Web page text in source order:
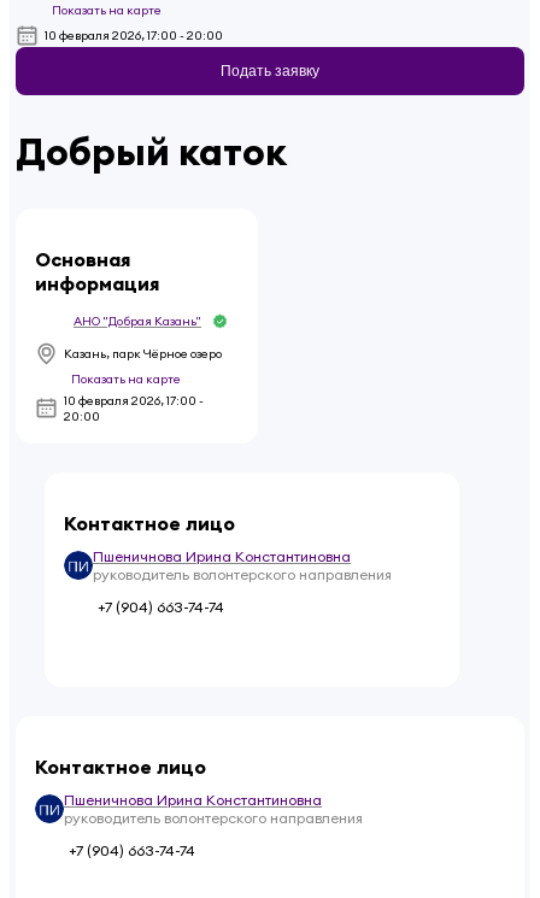
Показать на карте
10 февраля 2026, 17:00 - 20:00
Подать заявку
Добрый каток
Основная
информация
АНО "Добрая Казань"
Казань, парк Чёрное озеро
Показать на карте
10 февраля 2026,17:00 -
20:00
Контактное лицо
Пшеничнова Ирина Константиновна
руководитель волонтерского направления
+7 (904) 663-74-74
Контактное лицо
Пшеничнова Ирина Константиновна
руководитель волонтерского направления
+7 (904) 663-74-74